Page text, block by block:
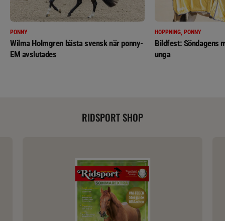
PONNY
Wilma Holmgren bästa svensk när ponny-
EM avslutades
HOPPNING, PONNY
Bildfest: Söndagens
unga
RIDSPORT SHOP